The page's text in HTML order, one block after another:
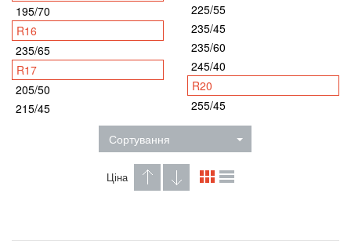
195/70
R16
235/65
R17
205/50
215/45
225/55
235/45
235/60
245/40
R20
255/45
Сортування
Ціна